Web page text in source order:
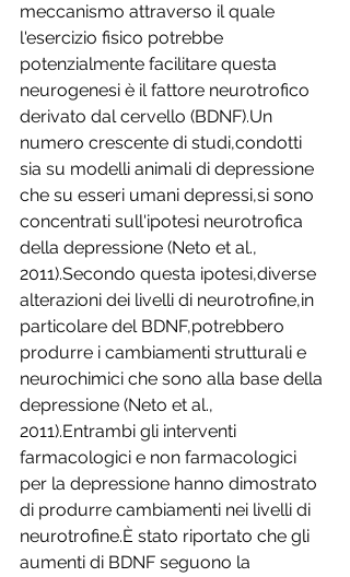
meccanismo attraverso il quale
l'esercizio fisico potrebbe
potenzialmente facilitare questa
neurogenesi è il fattore neurotrofico
derivato dal cervello (BDNF).Un
numero crescente di studi,condotti
sia su modelli animali di depressione
che su esseri umani depressi,si sono
concentrati sull'ipotesi neurotrofica
della depressione (Neto et al.,
2011).Secondo questa ipotesi,diverse
alterazioni dei livelli di neurotrofine,in
particolare del BDNF,potrebbero
produrre i cambiamenti strutturali e
neurochimici che sono alla base della
depressione (Neto et al.,
2011).Entrambi gli interventi
farmacologici e non farmacologici
per la depressione hanno dimostrato
di produrre cambiamenti nei livelli di
neurotrofine.È stato riportato che gli
aumenti di BDNF seguono la